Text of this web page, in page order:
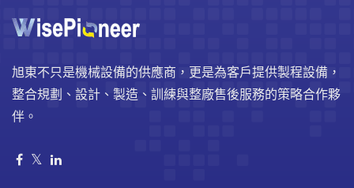
旭東不只是機械設備的供應商，更是為客戶提供製程設備，
整合規劃、設計、製造、訓練與整廠售後服務的策略合作夥
伴。